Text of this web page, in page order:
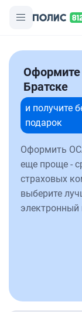
Оформите
Братске
и получите
подарок
Оформить
еще проще -
страховых
выберите
электронный